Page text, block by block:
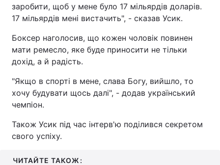
заробити, щоб у мене було 17 мільярдів доларів.
17 мільярдів мені вистачить", - сказав Усик.
Боксер наголосив, що кожен чоловік повинен
мати ремесло, яке буде приносити не тільки
дохід, а й радість.
"Якщо в спорті в мене, слава Богу, вийшло, то
хочу будувати щось далі", - додав український
чемпіон.
Також Усик під час інтерв'ю поділився секретом
свого успіху.
ЧИТАЙТЕ ТАКОЖ: